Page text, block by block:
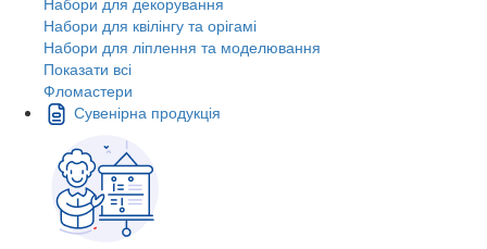
Набори для квілінгу та орігамі
Набори для ліплення та моделювання
Показати всі
Фломастери
Сувенірна продукція